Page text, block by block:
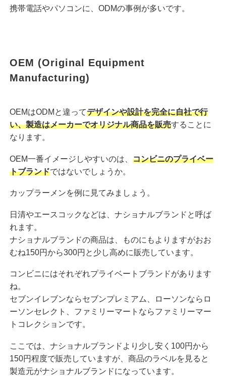
携帯電話やパソコンに、ODMの事例が多いです。
OEM (Original Equipment
Manufacturing)
OEMはODMと違ってデザインや設計を完全に自社で行
い、製造はメーカーでオリジナル商品を販売することに
なります。
OEM一番イメージしやすいのは、 コンビニのプライベー
トブランドではないでしょうか。
カップラーメンを例に見てみましょう。
日清やエースコックなどは、ナショナルブランドと呼ば
れます。
ナショナルブランドの商品は、ものにもよりますがおお
むね150円から300円と少し高めに販売しています。
コンビニにはそれぞれプライベートブランドがあります
ね。
セブンイレブンならセブンプレミアム、ローソンならロ
ーソンセレクト、ファミリーマートならファミリーマー
トコレクションです。
ここでは、ナショナルブランドより少し安く100円から
150円程度で販売していますが、商品のラベルを見ると
製造元がナショナルブランドになっています。